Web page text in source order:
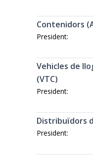
Contenidors
President:
Vehicles de
(VTC)
President:
Distribuïdors
President: